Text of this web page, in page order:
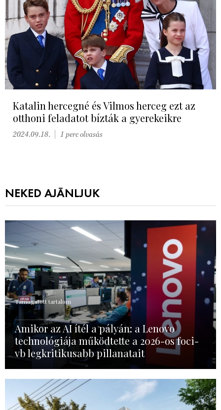
Katalin hercegné és Vilmos herceg ezt az
otthoni feladatot bízták a gyerekeikre
2024.09.18. 1 perc olvasás
NEKED AJÁNLJUK
Támogatott tartalom
Amikor az AI ítél a pályán: a Lenovo
technológiája működtette a 2026-os foci-
vb legkritikusabb pillanatait